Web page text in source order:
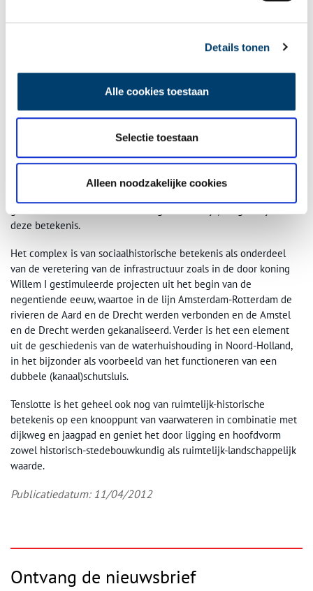
Details tonen
Alle cookies toestaan
Selectie toestaan
Alleen noodzakelijke cookies
Tolhuissluis gezien vanuit het zuiden. Foto: MartinD (Martin van Dalen), via
Waarde
Het complex van sluizen en sluiswachterswoningen is van
voorbeeld van een dubbele sluis van het dubbelkerende type uit
1823 met bijbehorende sluiswachterswoningen (1825/1889). Ook
deze betekenis.
Het complex is van sociaalhistorische betekenis als onderdeel
van de veretering van de infrastructuur zoals in de door koning
Willem I gestimuleerde projecten uit het begin van de
negentiende eeuw, waartoe in de lijn Amsterdam-Rotterdam de
rivieren de Aard en de Drecht werden verbonden en de Amstel
en de Drecht werden gekanaliseerd. Verder is het een element
uit de geschiedenis van de waterhuishouding in Noord-Holland,
in het bijzonder als voorbeeld van het functioneren van een
dubbele (kanaal)schutsluis.
Tenslotte is het geheel ook nog van ruimtelijk-historische
betekenis op een knooppunt van vaarwateren in combinatie met
dijkweg en jaagpad en geniet het door ligging en hoofdvorm
zowel historisch-stedebouwkundig als ruimtelijk-landschappelijk
waarde.
Publicatiedatum: 11/04/2012
Ontvang de nieuwsbrief